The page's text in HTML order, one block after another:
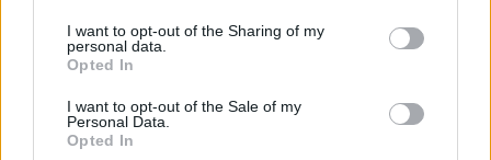
I want to opt-out of the Sharing of my
personal data.
Opted In
I want to opt-out of the Sale of my
Personal Data.
Opted In
Application security
Data security
Edge Visibility